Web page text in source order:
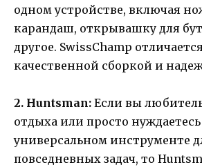
одном устройстве, включая
карандаш, открывашку для
другое. SwissChamp
качественной сборкой и
2. Huntsman: Если вы
отдыха или просто нуждаетесь
универсальном инструменте
повседневных задач, то